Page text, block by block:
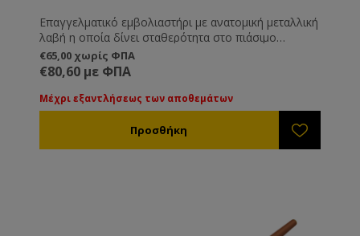
Επαγγελματικό εμβολιαστήρι με ανατομική μεταλλική
λαβή η οποία δίνει σταθερότητα στο πιάσιμο
διευκολύνοντας τις γρήγορες κινήσεις χωρίς να
περιστρέφεται. Διατίθεται και σε μοντέλο
αριστερόχειρων.
€65,00 χωρίς ΦΠΑ
€80,60 με ΦΠΑ
Μέχρι εξαντλήσεως των αποθεμάτων